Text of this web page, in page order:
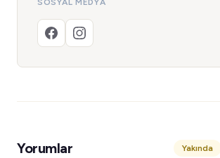
SOSYAL MEDYA
Yorumlar Yakında